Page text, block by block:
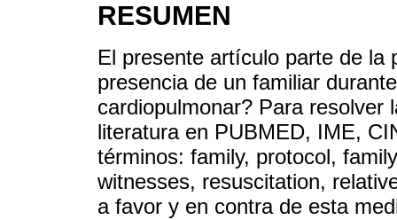
RESUMEN
El presente artículo parte de la
presencia de un familiar
cardiopulmonar? Para resolver
literatura en PUBMED, IME,
términos: family, protocol,
witnesses, resuscitation,
a favor y en contra de esta